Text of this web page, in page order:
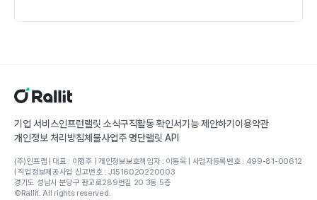
기업 서비스인프런랠릿 소식구직활동 확인서기능 제안하기 이용약관
개인정보 처리방침체불사업주 명단랠릿 API
(주)인프랩 | 대표 : 이형주 | 개인정보보호책임자 : 이동욱 | 사업자등록번호 : 499-81-00612
| 직업정보제공사업 신고번호 : J1516020220003
경기도 성남시 분당구 판교로289번길 20 3동 5층
©Rallit. All rights reserved.